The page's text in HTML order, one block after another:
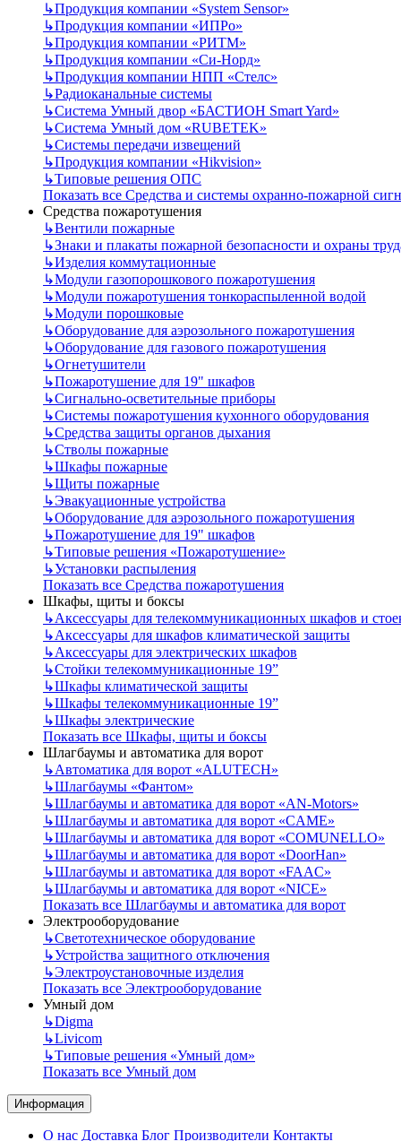
↳Продукция компании «System Sensor»
↳Продукция компании «ИПРо»
↳Продукция компании «РИТМ»
↳Продукция компании «Си-Норд»
↳Продукция компании НПП «Стелс»
↳Радиоканальные системы
↳Система Умный двор «БАСТИОН Smart Yard»
↳Система Умный дом «RUBETEK»
↳Системы передачи извещений
↳Продукция компании «Hikvision»
↳Типовые решения ОПС
Показать все Средства и системы охранно-пожарной
Средства пожаротушения
↳Вентили пожарные
↳Знаки и плакаты пожарной безопасности и охраны
↳Изделия коммутационные
↳Модули газопорошкового пожаротушения
↳Модули пожаротушения тонкораспыленной водой
↳Модули порошковые
↳Оборудование для аэрозольного пожаротушения
↳Оборудование для газового пожаротушения
↳Огнетушители
↳Пожаротушение для 19" шкафов
↳Сигнально-осветительные приборы
↳Системы пожаротушения кухонного оборудования
↳Средства защиты органов дыхания
↳Стволы пожарные
↳Шкафы пожарные
↳Щиты пожарные
↳Эвакуационные устройства
↳Оборудование для аэрозольного пожаротушения
↳Пожаротушение для 19" шкафов
↳Типовые решения «Пожаротушение»
↳Установки распыления
Показать все Средства пожаротушения
Шкафы, щиты и боксы
↳Аксессуары для телекоммуникационных шкафов и
↳Аксессуары для шкафов климатической защиты
↳Аксессуары для электрических шкафов
↳Стойки телекоммуникационные 19”
↳Шкафы климатической защиты
↳Шкафы телекоммуникационные 19”
↳Шкафы электрические
Показать все Шкафы, щиты и боксы
Шлагбаумы и автоматика для ворот
↳Автоматика для ворот «ALUTECH»
↳Шлагбаумы «Фантом»
↳Шлагбаумы и автоматика для ворот «AN-Motors»
↳Шлагбаумы и автоматика для ворот «CAME»
↳Шлагбаумы и автоматика для ворот «COMUNELLO»
↳Шлагбаумы и автоматика для ворот «DoorHan»
↳Шлагбаумы и автоматика для ворот «FAAC»
↳Шлагбаумы и автоматика для ворот «NICE»
Показать все Шлагбаумы и автоматика для ворот
Электрооборудование
↳Светотехническое оборудование
↳Устройства защитного отключения
↳Электроустановочные изделия
Показать все Электрооборудование
Умный дом
↳Digma
↳Livicom
↳Типовые решения «Умный дом»
Показать все Умный дом
Информация
О нас Доставка Блог Производители Контакты